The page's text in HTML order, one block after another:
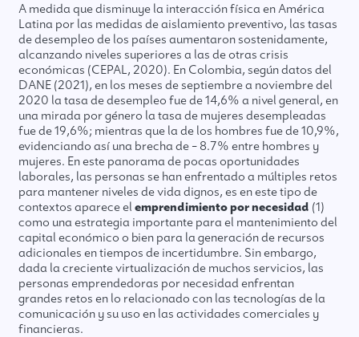
A medida que disminuye la interacción física en América
Latina por las medidas de aislamiento preventivo, las tasas
de desempleo de los países aumentaron sostenidamente,
alcanzando niveles superiores a las de otras crisis
económicas (CEPAL, 2020). En Colombia, según datos del
DANE (2021), en los meses de septiembre a noviembre del
2020 la tasa de desempleo fue de 14,6% a nivel general, en
una mirada por género la tasa de mujeres desempleadas
fue de 19,6%; mientras que la de los hombres fue de 10,9%,
evidenciando así una brecha de – 8.7% entre hombres y
mujeres. En este panorama de pocas oportunidades
laborales, las personas se han enfrentado a múltiples retos
para mantener niveles de vida dignos, es en este tipo de
contextos aparece el emprendimiento por necesidad (1)
como una estrategia importante para el mantenimiento del
capital económico o bien para la generación de recursos
adicionales en tiempos de incertidumbre. Sin embargo,
dada la creciente virtualización de muchos servicios, las
personas emprendedoras por necesidad enfrentan
grandes retos en lo relacionado con las tecnologías de la
comunicación y su uso en las actividades comerciales y
financieras.